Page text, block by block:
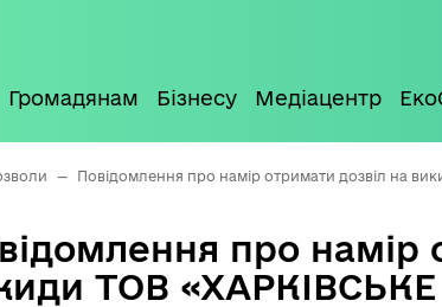
Громадянам Бізнесу Медіацентр
— Повідомлення про намір отримати дозвіл на
про намір
ТОВ